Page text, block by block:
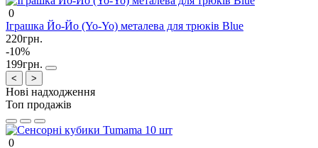
0
Іграшка Йо-Йо (Yo-Yo) металева для трюків Blue
220грн.
-10%
199грн.
< >
Нові надходження
Топ продажів
0